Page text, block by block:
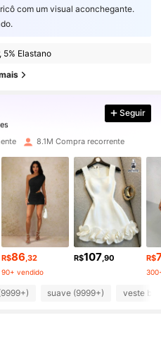
com um visual aconchegante.
5% Elastano
Seguir
8.1M Compra recorrente
R$86 ,32
90+ vendido
R$107,90 R$
suave (9999+) veste